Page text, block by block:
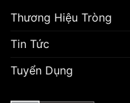
Thương Hiệu Tròng
Tin Tức
Tuyển Dụng